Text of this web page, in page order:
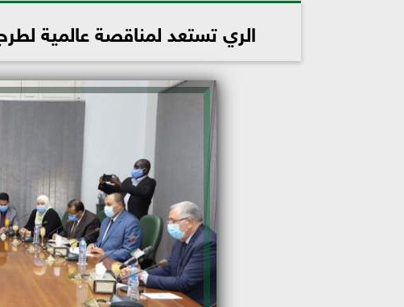
الري تستعد لمناقصة عالمية